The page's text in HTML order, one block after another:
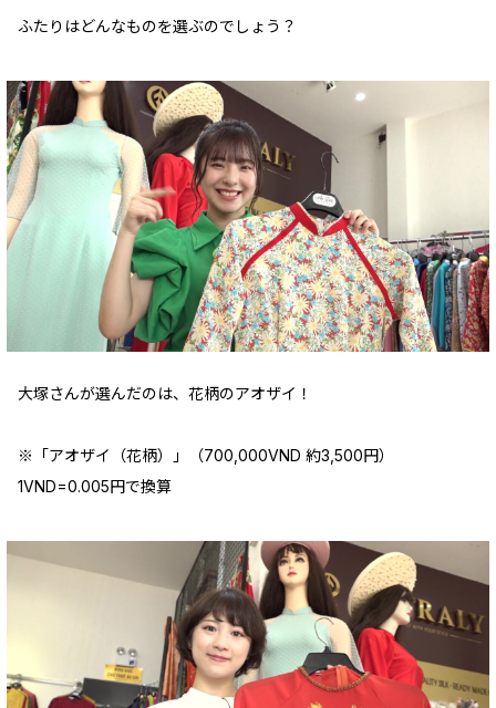
ふたりはどんなものを選ぶのでしょう？
大塚さんが選んだのは、花柄のアオザイ！
※「アオザイ（花柄）」（700,000VND 約3,500円）
1VND=0.005円で換算